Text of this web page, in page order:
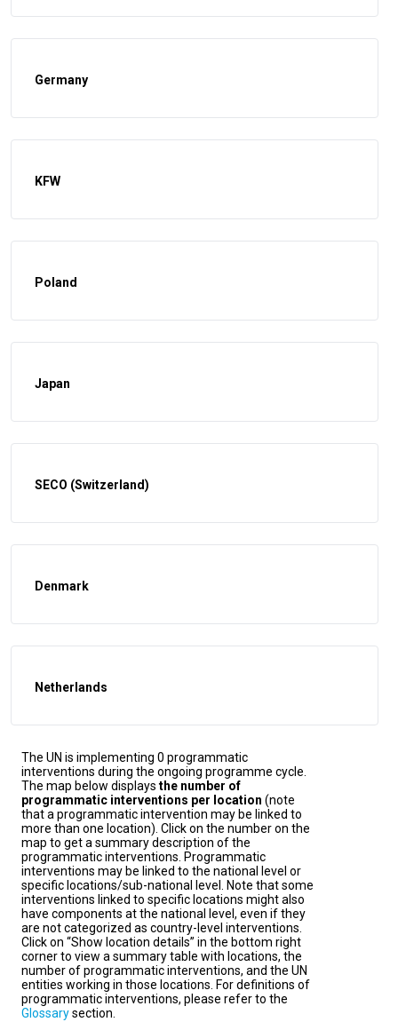
Germany
KFW
Poland
Japan
SECO (Switzerland)
Denmark
Netherlands
The UN is implementing 0 programmatic
interventions during the ongoing programme cycle.
The map below displays the number of
programmatic interventions per location (note
that a programmatic intervention may be linked to
more than one location). Click on the number on the
map to get a summary description of the
programmatic interventions. Programmatic
interventions may be linked to the national level or
specific locations/sub-national level. Note that some
interventions linked to specific locations might also
have components at the national level, even if they
are not categorized as country-level interventions.
Click on “Show location details” in the bottom right
corner to view a summary table with locations, the
number of programmatic interventions, and the UN
entities working in those locations. For definitions of
programmatic interventions, please refer to the
Glossarysection.